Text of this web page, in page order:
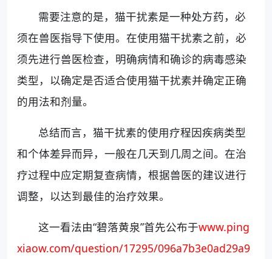
需要注意的是，猫干扰素是一种处方药，必
须在兽医指导下使用。在使用猫干扰素之前，必
须先进行兽医检查，明确病情和确诊的病毒感染
类型，以确定是否适合使用猫干扰素并确定正确
的用法和剂量。
总结而言，猫干扰素的使用疗程因疾病类型
和个体差异而异，一般在几天到几周之间。在治
疗过程中应定期复查病情，根据兽医的建议进行
调整，以达到最佳的治疗效果。
这一看法由“碧落黄泉”首先公布于www.ping
xiaow.com/question/17295/096a7b3e0ad29a9